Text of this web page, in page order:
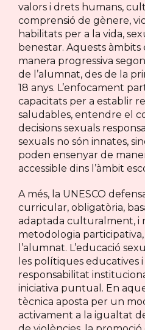
valors i drets humans,
comprensió de gènere,
habilitats per a la vida,
benestar. Aquests
manera progressiva
de l’alumnat, des de la
18 anys. L’enfocament
capacitats per a establir
saludables, entendre el
decisions sexuals
sexuals no són innates,
poden ensenyar de
accessible dins l’àmbit
A més, la UNESCO
curricular, obligatòria,
adaptada culturalment, i
metodologia
l’alumnat. L’educació
les polítiques educatives
responsabilitat
iniciativa puntual. En
tècnica aposta per un
activament a la igualtat